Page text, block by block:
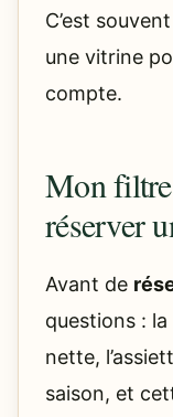
C’est
une vitrine
compte.
Mon
réserver
Avant de
questions :
nette,
saison, et